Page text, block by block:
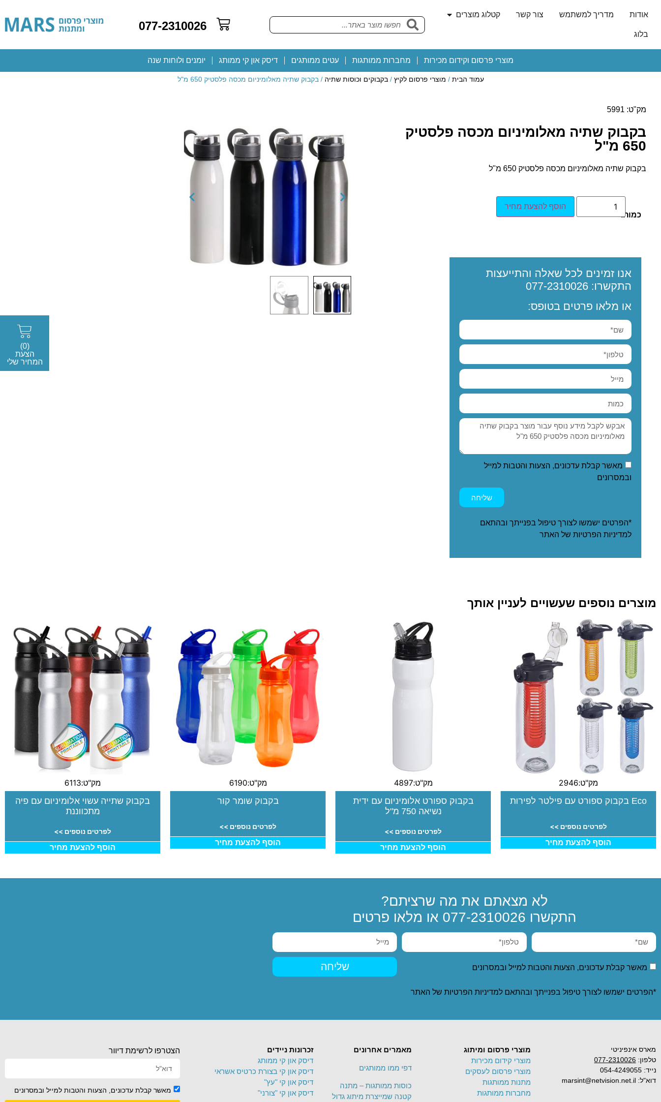
אודות מדריך למשתמש צור קשר קטלוג מוצרים
בלוג
077-2310026
מוצרי פרסום וקידום מכירות מחברות ממותגות עטים ממותגים דיסק און קי ממותג יומנים ולוחות שנה
עמוד הבית / מוצרי פרסום לקיץ /בקבוקים וכוסות שתיה / בקבוק שתיה מאלומיניום מכסה פלסטיק 650 מ"ל
מק"ט: 5991
בקבוק שתיה מאלומיניום מכסה פלסטיק
650 מ"ל
בקבוק שתיה מאלומיניום מכסה פלסטיק 650 מ"ל
כמות:
הוסף להצעת מחיר
אנו זמינים לכל שאלה והתייעצות
התקשרו: 077-2310026
או מלאו פרטים בטופס:
מאשר קבלת עדכונים, הצעות והטבות למייל
ובמסרונים
שליחה
*הפרטים ישמשו לצורך טיפול בפנייתך ובהתאם
למדיניות הפרטיות של האתר
מוצרים נוספים שעשויים לעניין אותך
מק"ט:2946
Eco בקבוק ספורט עם פילטר לפירות
לפרטים נוספים >>
הוסף להצעת מחיר
מק"ט:4897
בקבוק ספורט אלומיניום עם ידית
נשיאה 750 מ"ל
לפרטים נוספים >>
הוסף להצעת מחיר
מק"ט:6190
בקבוק שומר קור
לפרטים נוספים >>
הוסף להצעת מחיר
מק"ט:6113
בקבוק שתייה עשוי אלומיניום עם פיה
מתכווננת
לפרטים נוספים >>
הוסף להצעת מחיר
לא מצאתם את מה שרציתם?
התקשרו 077-2310026 או מלאו פרטים
מאשר קבלת עדכונים, הצעות והטבות למייל ובמסרונים שליחה
*הפרטים ישמשו לצורך טיפול בפנייתך ובהתאם למדיניות הפרטיות של האתר
מארס אינפיניטי
טלפון: 077-2310026
נייד: 054-4249055
דוא"ל: marsint@netvision.net.il
מוצרי פרסום ומיתוג
מוצרי קידום מכירות
מוצרי פרסום לעסקים
מתנות ממותגות
מחברות ממותגות
מאמרים אחרונים
דפי ממו ממותגים
כוסות ממותגות – מתנה
קטנה שמייצרת מיתוג גדול
זכרונות ניידים
דיסק און קי ממותג
דיסק און קי בצורת כרטיס אשראי
דיסק און קי "עץ"
דיסק און קי "צורני"
הצטרפו לרשימת דיוור
מאשר קבלת עדכונים, הצעות והטבות למייל ובמסרונים
(0)
הצעת
המחיר שלי